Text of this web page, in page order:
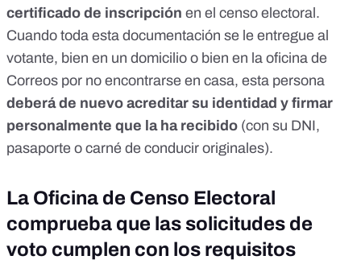
certificado de inscripción en el censo electoral.
Cuando toda esta documentación se le entregue al
votante, bien en un domicilio o bien en la oficina de
Correos por no encontrarse en casa, esta persona
deberá de nuevo acreditar su identidad y firmar
personalmente que la ha recibido (con su DNI,
pasaporte o carné de conducir originales).
La Oficina de Censo Electoral
comprueba que las solicitudes de
voto cumplen con los requisitos